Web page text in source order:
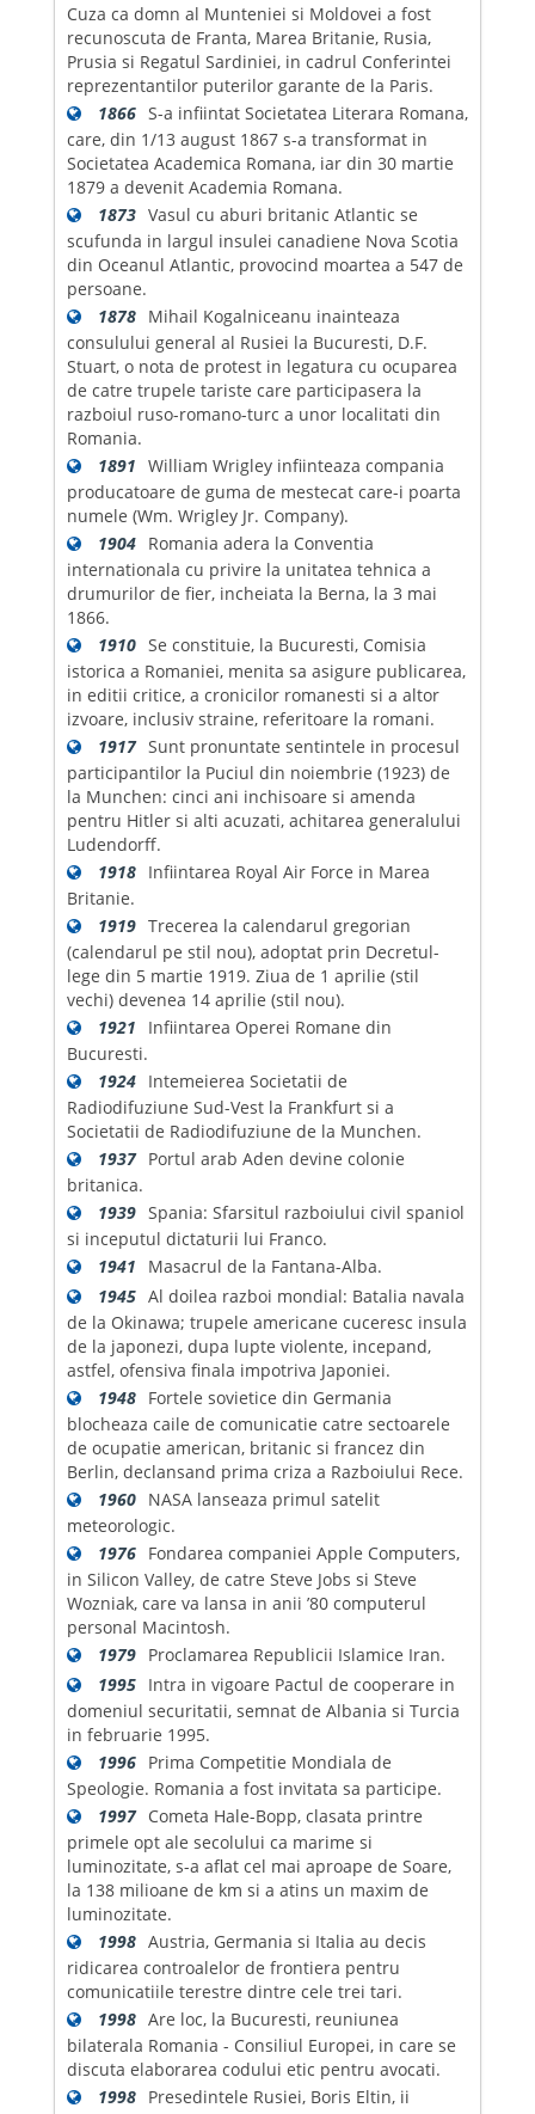
Cuza ca domn al Munteniei si Moldovei a fost
recunoscuta de Franta, Marea Britanie, Rusia,
Prusia si Regatul Sardiniei, in cadrul Conferintei
reprezentantilor puterilor garante de la Paris.
1866 S-a infiintat Societatea Literara Romana,
care, din 1/13 august 1867 s-a transformat in
Societatea Academica Romana, iar din 30 martie
1879 a devenit Academia Romana.
1873 Vasul cu aburi britanic Atlantic se
scufunda in largul insulei canadiene Nova Scotia
din Oceanul Atlantic, provocind moartea a 547 de
persoane.
1878 Mihail Kogalniceanu inainteaza
consulului general al Rusiei la Bucuresti, D.F.
Stuart, o nota de protest in legatura cu ocuparea
de catre trupele tariste care participasera la
razboiul ruso-romano-turc a unor localitati din
Romania.
1891 William Wrigley infiinteaza compania
producatoare de guma de mestecat care-i poarta
numele (Wm. Wrigley Jr. Company).
1904 Romania adera la Conventia
internationala cu privire la unitatea tehnica a
drumurilor de fier, incheiata la Berna, la 3 mai
1866.
1910 Se constituie, la Bucuresti, Comisia
istorica a Romaniei, menita sa asigure publicarea,
in editii critice, a cronicilor romanesti si a altor
izvoare, inclusiv straine, referitoare la romani.
1917 Sunt pronuntate sentintele in procesul
participantilor la Puciul din noiembrie (1923) de
la Munchen: cinci ani inchisoare si amenda
pentru Hitler si alti acuzati, achitarea generalului
Ludendorff.
1918 Infiintarea Royal Air Force in Marea
Britanie.
1919 Trecerea la calendarul gregorian
(calendarul pe stil nou), adoptat prin Decretul-
lege din 5 martie 1919. Ziua de 1 aprilie (stil
vechi) devenea 14 aprilie (stil nou).
1921
Infiintarea Operei Romane din
Bucuresti.
1924 Intemeierea Societatii de
Radiodifuziune Sud-Vest la Frankfurt si a
Societatii de Radiodifuziune de la Munchen.
1937 Portul arab Aden devine colonie
britanica.
1939 Spania: Sfarsitul razboiului civil spaniol
si inceputul dictaturii lui Franco.
1941
Masacrul de la Fantana-Alba.
1945 Al doilea razboi mondial: Batalia navala
de la Okinawa; trupele americane cuceresc insula
de la japonezi, dupa lupte violente, incepand,
astfel, ofensiva finala impotriva Japoniei.
1948 Fortele sovietice din Germania
blocheaza caile de comunicatie catre sectoarele
de ocupatie american, britanic si francez din
Berlin, declansand prima criza a Razboiului Rece.
1960 NASA lanseaza primul satelit
meteorologic.
1976 Fondarea companiei Apple Computers,
in Silicon Valley, de catre Steve Jobs si Steve
Wozniak, care va lansa in anii ’80 computerul
personal Macintosh.
1979 Proclamarea Republicii Islamice Iran.
1995 Intra in vigoare Pactul de cooperare in
domeniul securitatii, semnat de Albania si Turcia
in februarie 1995.
1996 Prima Competitie Mondiala de
Speologie. Romania a fost invitata sa participe.
1997 Cometa Hale-Bopp, clasata printre
primele opt ale secolului ca marime si
luminozitate, s-a aflat cel mai aproape de Soare,
la 138 milioane de km si a atins un maxim de
luminozitate.
1998 Austria, Germania si Italia au decis
ridicarea controalelor de frontiera pentru
comunicatiile terestre dintre cele trei tari.
1998 Are loc, la Bucuresti, reuniunea
bilaterala Romania - Consiliul Europei, in care se
discuta elaborarea codului etic pentru avocati.
1998 Presedintele Rusiei, Boris Eltin, ii